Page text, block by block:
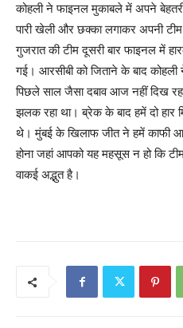
कोहली ने फाइनल मुकाबले में अपने
पारी खेली और छक्का लगाकर अपनी टीम
गुजरात की टीम दूसरी बार फाइनल में
गई। आरसीबी को जिताने के बाद
पिछले साल जैसा दबाव आज नहीं दिख
झलक रहा था। ब्रेक के बाद हमें दो हार
थे। मुंबई के खिलाफ जीत ने हमें काफी
होना जहां आपको यह महसूस न हो कि
वाकई अद्भुत है।